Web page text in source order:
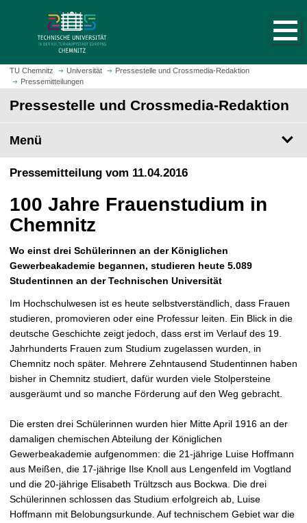
m
H
t
s
i
e
a
u
r
u
f
e
n
TU Chemnitz Universität
Pressestelle und Crossmedia-Redaktion
Pressemitteilungen
Pressestelle und Crossmedia-Redaktion
Menü
Pressemitteilung vom 11.04.2016
100 Jahre Frauenstudium in
Chemnitz
Wo einst drei Schülerinnen an der Königlichen
Gewerbeakademie begannen, studieren heute 5.089
Studentinnen an der Technischen Universität
Im Hochschulwesen ist es heute selbstverständlich, dass Frauen
studieren, promovieren oder eine Professur leiten. Ein Blick in die
deutsche Geschichte zeigt jedoch, dass erst im Verlauf des 19.
Jahrhunderts Frauen zum Studium zugelassen wurden, in
Chemnitz noch später. Mehrere Zehntausend Studentinnen haben
bisher in Chemnitz studiert, dafür wurden viele Stolpersteine
ausgeräumt und so manche Förderung auf den Weg gebracht.
Die ersten drei Schülerinnen wurden hier Mitte April 1916 an der
damaligen chemischen Abteilung der Königlichen
Gewerbeakademie aufgenommen: die 21-jährige Luise Hoffmann
aus Meißen, die 17-jährige Ilse Knoll aus Lengenfeld im Vogtland
und die 20-jährige Elisabeth Trültzsch aus Bockwa. Die drei
Schülerinnen schlossen das Studium erfolgreich ab, Luise
Hoffmann mit Belobungsurkunde. Auf technischem Gebiet war die